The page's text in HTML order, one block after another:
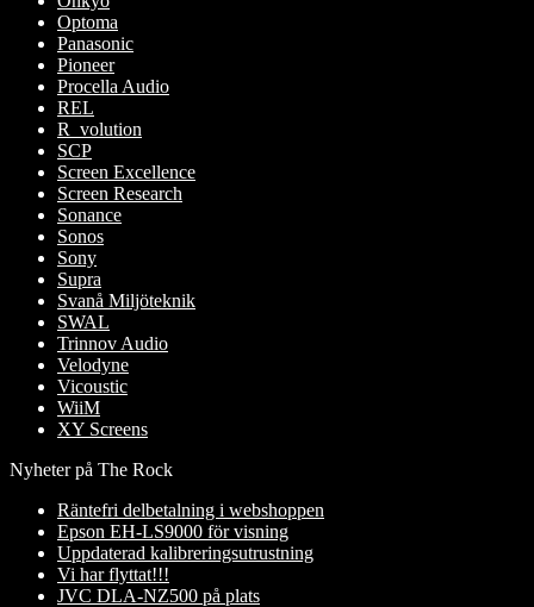
Optoma
Panasonic
Pioneer
Procella Audio
REL
R_volution
SCP
Screen Excellence
Screen Research
Sonance
Sonos
Sony
Supra
Svanå Miljöteknik
SWAL
Trinnov Audio
Velodyne
Vicoustic
WiiM
XY Screens
Nyheter på The Rock
Räntefri delbetalning i webshoppen
Epson EH-LS9000 för visning
Uppdaterad kalibreringsutrustning
Vi har flyttat!!!
JVC DLA-NZ500 på plats